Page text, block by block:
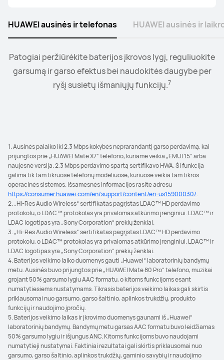
Patogiai peržiūrėkite baterijos įkrovos lygį, reguliuokite
garsumą ir garso efektus bei naudokitės daugybe per
ryšį susietų išmaniųjų funkcijų.7
Prijunkite laikrodį prie ausinių arba garsiakalbių ir
valdykite muzikos atkūrimą bei garsumo lygį patogiai
ant riešo.8
HUAWEI ausinės ir telefonas HUAWEI ausinės ir
1. Ausinės palaiko iki 2,3 Mbps kokybės neprarandantį garso perdavimą, kai
prijungtos prie „HUAWEI Mate X7“ telefono, kuriame veikia „EMUI 15“ arba
naujesnė versija. 2,3 Mbps perdavimo spartą sertifikavo HWA. Ši funkcija
galima tik tam tikruose telefonų modeliuose, kuriuose veikia tam tikros
operacinės sistemos. Išsamesnės informacijos rasite adresu
https://consumer.huawei.com/en/support/content/en-us15900030/.
2. „Hi-Res Audio Wireless“ sertifikatas pagrįstas LDAC™ HD perdavimo
protokolu, o LDAC™ protokolas yra privalomas atkūrimo įrenginiui. LDAC™ ir
LDAC logotipas yra „Sony Corporation“ prekių ženklai.
3. „Hi-Res Audio Wireless“ sertifikatas pagrįstas LDAC™ HD perdavimo
protokolu, o LDAC™ protokolas yra privalomas atkūrimo įrenginiui. LDAC™ ir
LDAC logotipas yra „Sony Corporation“ prekių ženklai.
4. Baterijos veikimo laiko duomenys gauti „Huawei“ laboratorinių bandymų
metu. Ausinės buvo prijungtos prie „HUAWEI Mate 80 Pro“ telefono, muzikai
grojant 50% garsumo lygiu AAC formatu, o kitoms funkcijoms esant
numatytiesiems nustatymams. Tikrasis baterijos veikimo laikas gali skirtis
priklausomai nuo garsumo, garso šaltinio, aplinkos trukdžių, produkto
funkcijų ir naudojimo įpročių.
5. Baterijos veikimo laikas ir įkrovimo duomenys gaunami iš „Huawei“
laboratorinių bandymų. Bandymų metu garsas AAC formatu buvo leidžiamas
50% garsumo lygiu ir išjungus ANC. Kitoms funkcijoms buvo naudojami
numatytieji nustatymai. Faktiniai rezultatai gali skirtis priklausomai nuo
garsumo, garso šaltinio, aplinkos trukdžių, gaminio savybių ir naudojimo